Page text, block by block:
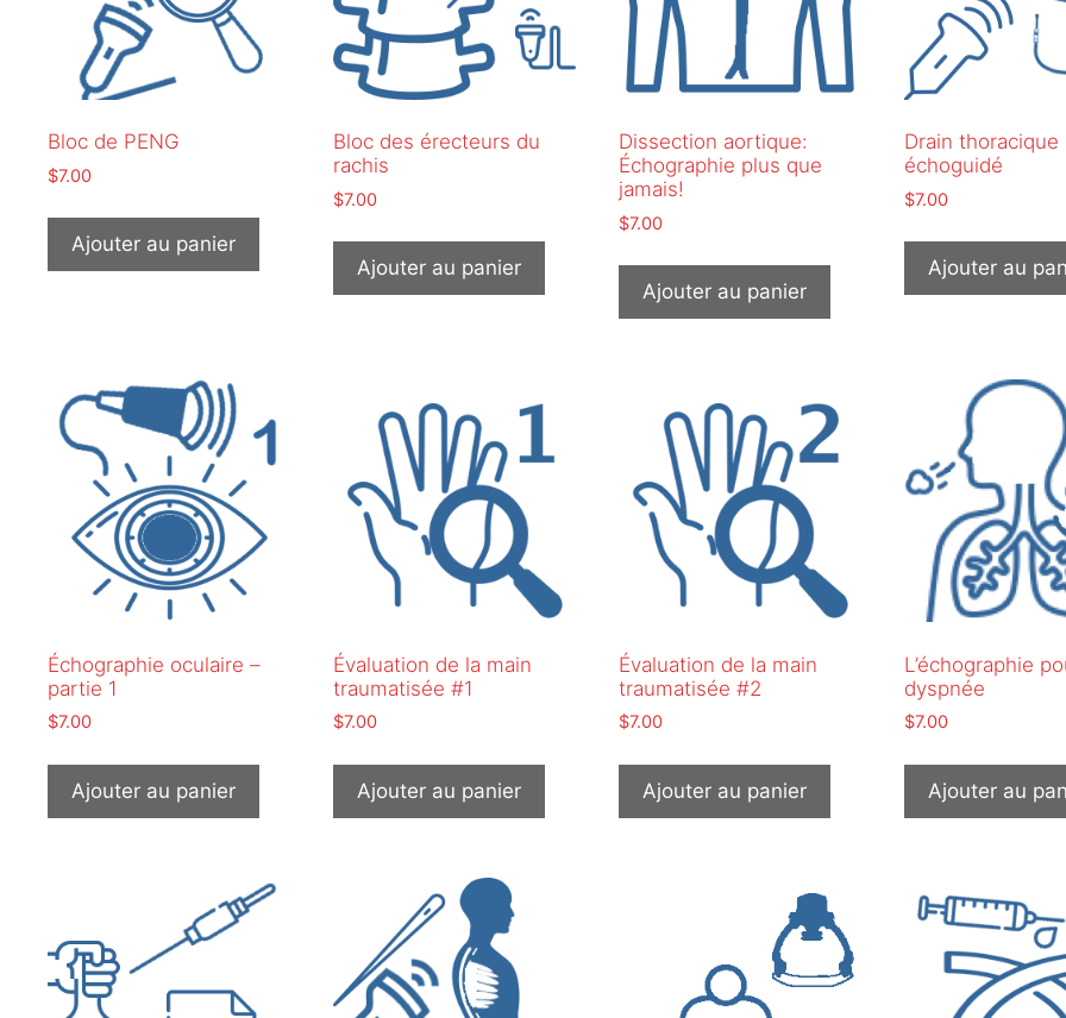
Bloc de PENG
$7.00
Ajouter au panier
Bloc des érecteurs du
rachis
$7.00
Ajouter au panier
Dissection aortique:
Échographie plus que
jamais!
$7.00
Ajouter au panier
Drain thoracique
échoguidé
$7.00
Ajouter au
Échographie oculaire –
partie 1
$7.00
Ajouter au panier
Évaluation de la main
traumatisée #1
$7.00
Ajouter au panier
Évaluation de la main
traumatisée #2
$7.00
Ajouter au panier
L’échographie
dyspnée
$7.00
Ajouter au